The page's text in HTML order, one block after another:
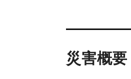
災害概要